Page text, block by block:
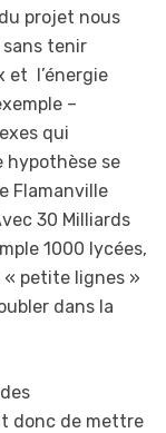
projet nous
sans tenir
et l’énergie
–
qui
hypothèse se
Flamanville
30 Milliards
1000 lycées,
« petite lignes »
dans la
donc de mettre